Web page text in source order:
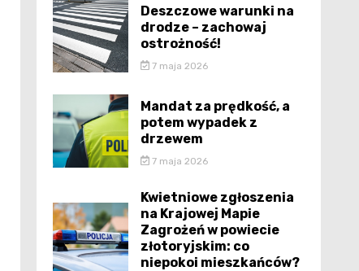
Deszczowe warunki na
drodze – zachowaj
ostrożność!
7 maja 2026
Mandat za prędkość, a
potem wypadek z
drzewem
7 maja 2026
Kwietniowe zgłoszenia
na Krajowej Mapie
Zagrożeń w powiecie
złotoryjskim: co
niepokoi mieszkańców?